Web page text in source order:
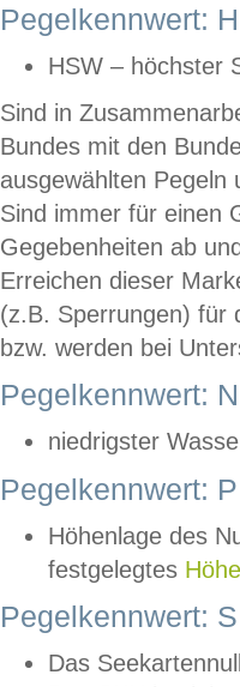
Pegelkennwert:
HSW – höchster
Sind in
Bundes mit den
ausgewählten
Sind immer für einen
Gegebenheiten ab
Erreichen dieser
(z.B. Sperrungen) für
bzw. werden bei
Pegelkennwert:
niedrigster
Pegelkennwert:
Höhenlage des
festgelegtes
Pegelkennwert:
Das